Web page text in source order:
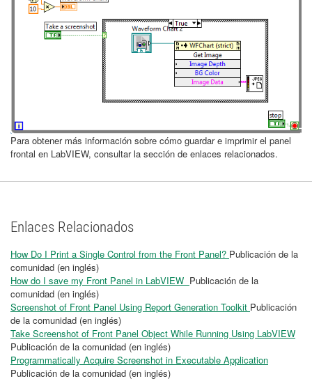
Para obtener más información sobre cómo guardar e imprimir el panel
frontal en LabVIEW, consultar la sección de enlaces relacionados.
Enlaces Relacionados
How Do I Print a Single Control from the Front Panel? Publicación de la
comunidad (en inglés)
How do I save my Front Panel in LabVIEW Publicación de la
comunidad (en inglés)
Screenshot of Front Panel Using Report Generation Toolkit Publicación
de la comunidad (en inglés)
Take Screenshot of Front Panel Object While Running Using LabVIEW
Publicación de la comunidad (en inglés)
Programmatically Acquire Screenshot in Executable Application
Publicación de la comunidad (en inglés)